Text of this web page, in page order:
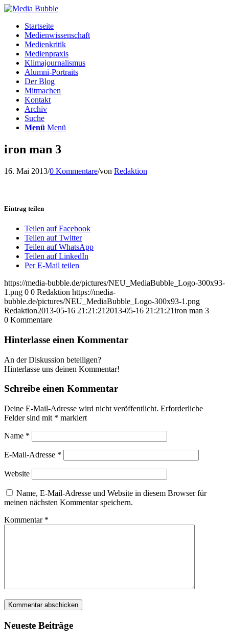
Startseite
Medienwissenschaft
Medienkritik
Medienpraxis
Klimajournalismus
Alumni-Portraits
Der Blog
Mitmachen
Kontakt
Archiv
Suche
Menü Menü
iron man 3
16. Mai 2013/0 Kommentare/von Redaktion
Eintrag teilen
Teilen auf Facebook
Teilen auf Twitter
Teilen auf WhatsApp
Teilen auf LinkedIn
Per E-Mail teilen
https://media-bubble.de/pictures/NEU_MediaBubble_Logo-300x93-
1.png 0 0 Redaktion https://media-
bubble.de/pictures/NEU_MediaBubble_Logo-300x93-1.png
Redaktion2013-05-16 21:21:21 2013-05-16 21:21:21iron man 3
0 Kommentare
Hinterlasse einen Kommentar
An der Diskussion beteiligen?
Hinterlasse uns deinen Kommentar!
Schreibe einen Kommentar
Deine E-Mail-Adresse wird nicht veröffentlicht. Erforderliche
Felder sind mit * markiert
Name *
E-Mail-Adresse *
Website
Name, E-Mail-Adresse und Website in diesem Browser für
meinen nächsten Kommentar speichern.
Kommentar *
Neueste Beiträge